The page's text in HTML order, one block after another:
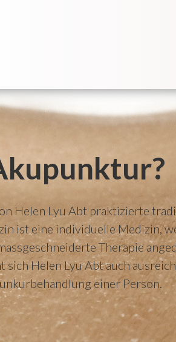
Helen Lyu Abt praktizierte
ist eine individuelle Medizin,
Therapie
sich Helen Lyu Abt auch
einer Person.